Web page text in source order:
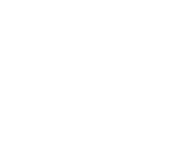
für soziale Medien anbieten zu